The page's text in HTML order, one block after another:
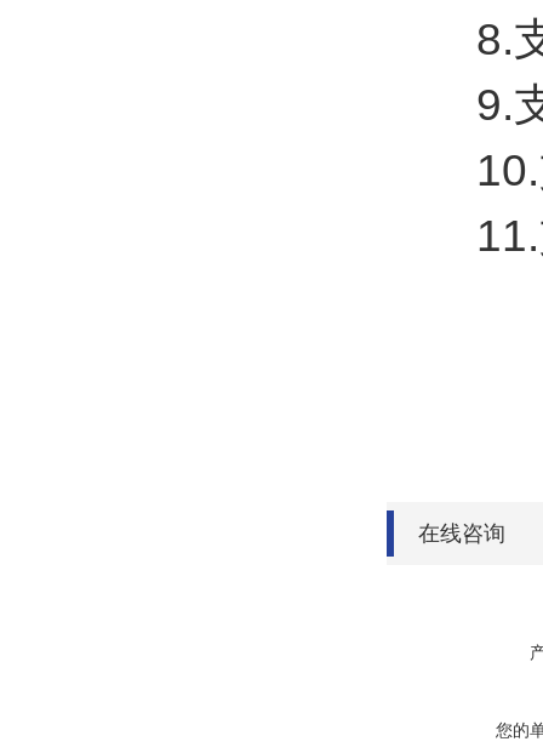
8.支
9.支
10.
11.支
在线咨询
您的